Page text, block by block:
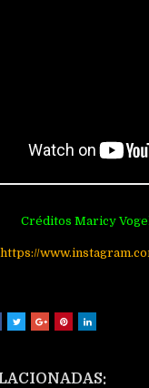
Créditos Maricy Vogel
https://